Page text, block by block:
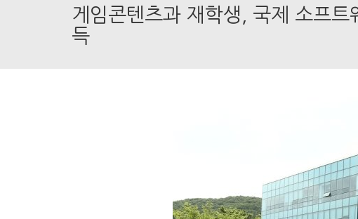
게임콘텐츠과 재학생, 국제 소프트
득